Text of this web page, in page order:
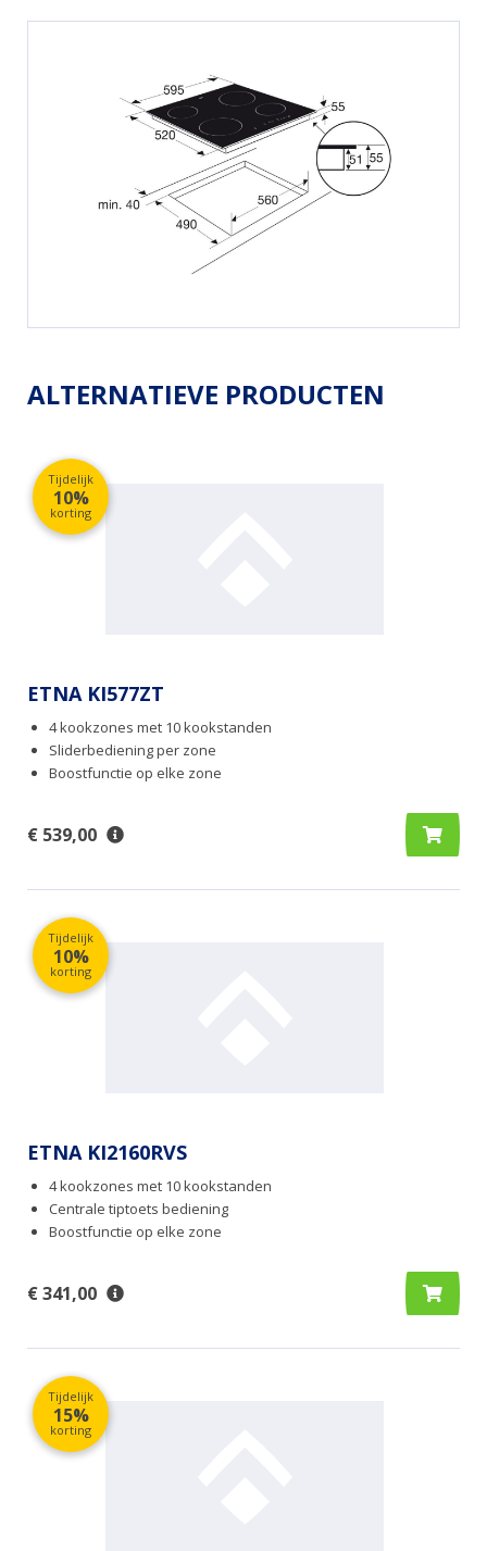
ALTERNATIEVE PRODUCTEN
Tijdelijk
10%
korting
ETNA KI577ZT
4 kookzones met 10 kookstanden
Sliderbediening per zone
Boostfunctie op elke zone
€ 539,00
Tijdelijk
10%
korting
ETNA KI2160RVS
4 kookzones met 10 kookstanden
Centrale tiptoets bediening
Boostfunctie op elke zone
€ 341,00
Tijdelijk
15%
korting